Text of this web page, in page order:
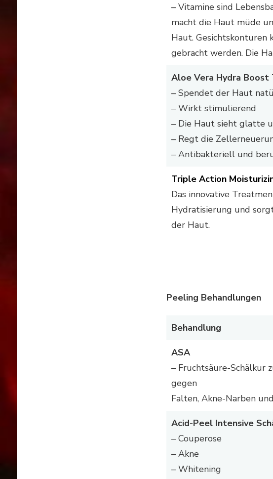
– Vitamine sind
macht die Haut müde
Haut. Gesichtskonturen
gebracht werden. Die
Aloe Vera Hydra
– Spendet der Haut
– Wirkt stimulierend
– Die Haut sieht glatte
– Regt die
– Antibakteriell und
Triple Action
Das innovative
Hydratisierung und
der Haut.
Peeling Behandlungen
Behandlung
ASA
– Fruchtsäure-Schälkur
gegen
Falten, Akne-Narben
Acid-Peel Intensive
– Couperose
– Akne
– Whitening